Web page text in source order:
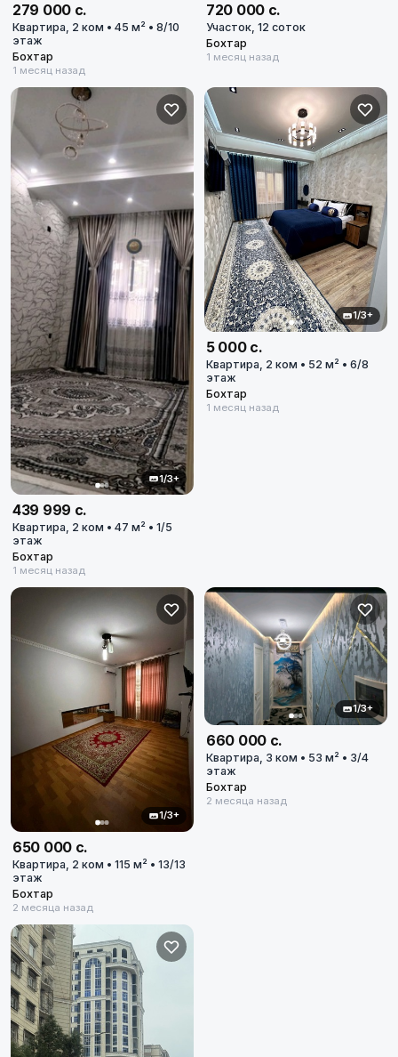
279 000 с.
Квартира, 2 ком • 45 м² • 8/10
этаж
Бохтар
1 месяц назад
720 000 с.
Участок, 12 соток
Бохтар
1 месяц назад
1/3+
439 999 с.
Квартира, 2 ком • 47 м² • 1/5
этаж
Бохтар
1 месяц назад
1/3+
5 000 с.
Квартира, 2 ком • 52 м² • 6/8
этаж
Бохтар
1 месяц назад
1/3+
650 000 с.
Квартира, 2 ком • 115 м² • 13/13
этаж
Бохтар
2 месяца назад
1/3+
660 000 с.
Квартира, 3 ком • 53 м² • 3/4
этаж
Бохтар
2 месяца назад